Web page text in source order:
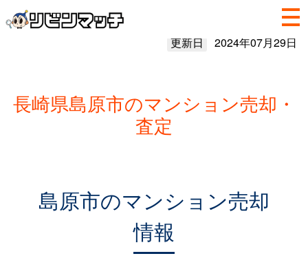
更新日 2024年07月29日
長崎県島原市のマンション売却・
査定
島原市のマンション売却
情報